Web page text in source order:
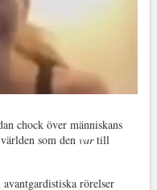
chock över människans
som den vartill
rörelser